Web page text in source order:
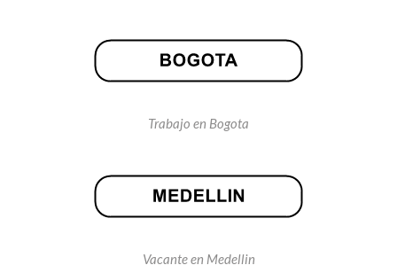
Trabajo en Bogota
Vacante en Medellin